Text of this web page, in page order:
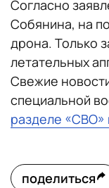
Согласно
Собянина, на
дрона. Только
летательных
Свежие
специальной
разделе «СВО»
поделиться